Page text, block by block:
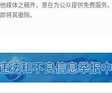
媒体之稿件，意在为公众提供免费服务
将其撤除。